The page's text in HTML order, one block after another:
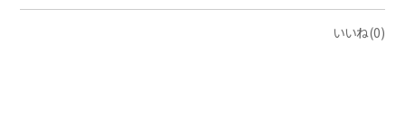
いいね(0)